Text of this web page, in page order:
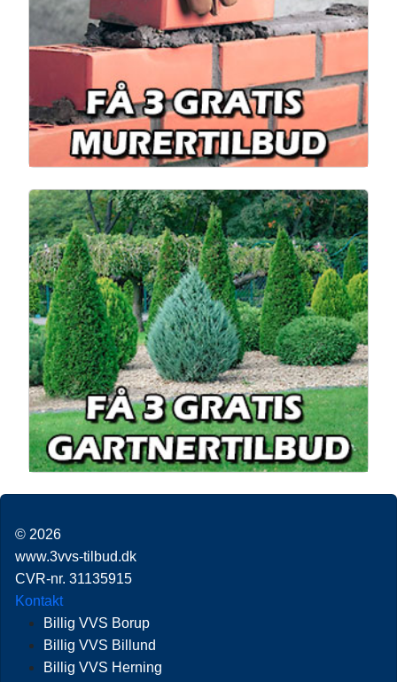
© 2026
www.3vvs-tilbud.dk
CVR-nr. 31135915
Kontakt
Billig VVS Borup
Billig VVS Billund
Billig VVS Herning